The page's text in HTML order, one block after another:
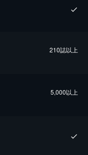
210誌以上
5,000以上